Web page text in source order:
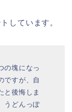
しています。
の塊になっ
ですが、自
と後悔しま
うどんっぽ